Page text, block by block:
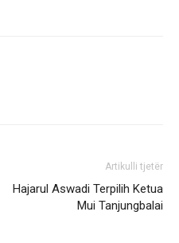
Artikulli tjetër
Hajarul Aswadi Terpilih Ketua
Mui Tanjungbalai